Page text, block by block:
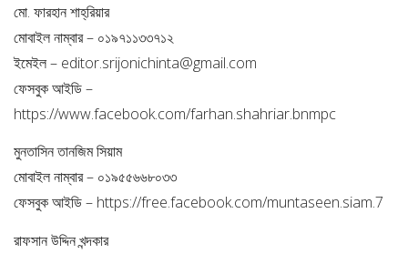
মো. ফারহান শাহ্‌রিয়ার
মোবাইল নাম্বার – ০১৯৭১১৩৩৭১২
ইমেইল – editor.srijonichinta@gmail.com
ফেসবুক আইডি –
https://www.facebook.com/farhan.shahriar.bnmpc
মুনতাসিন তানজিম সিয়াম
মোবাইল নাম্বার – ০১৯৫৫৬৬৮০৩৩
ফেসবুক আইডি – https://free.facebook.com/muntaseen.siam.7
রাফসান উদ্দিন খন্দকার